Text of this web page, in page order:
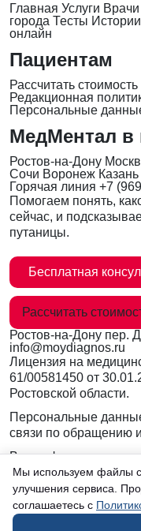
Главная Услуги Врачи
города Тесты
онлайн
Пациентам
Рассчитать стоимость
Редакционная
Персональные
МедМентал в
Ростов-на-Дону
Сочи Воронеж Казань
Горячая линия +7
Помогаем понять,
сейчас, и
путаницы.
Бесплатная
Рассчитать
Ростов-на-Дону пер.
info@moydiagnos.ru
Лицензия на
61/00581450 от
Ростовской области.
Персональные
связи по обращению
Вся информация на
характер и не
Консультации по
являются
Мы используем файлы
улучшения сервиса.
соглашаетесь с